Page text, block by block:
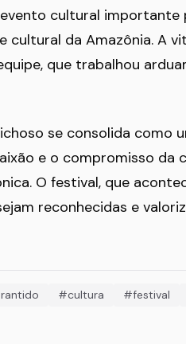
cultural
cultural da Amazônia. A
que trabalhou
se consolida como
e o compromisso da
O festival, que
reconhecidas e
#cultura #festival